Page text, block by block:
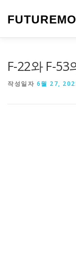
F-22와 F-53
작성일자 6월 27,